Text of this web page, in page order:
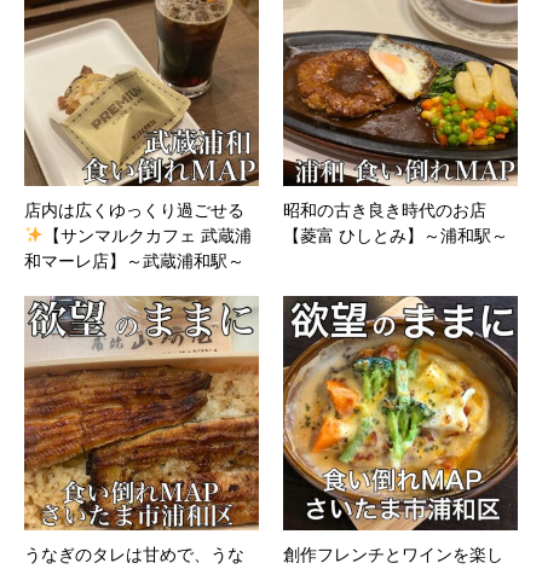
店内は広くゆっくり過ごせる
【サンマルクカフェ 武蔵浦
和マーレ店】～武蔵浦和駅～
昭和の古き良き時代のお店
【菱富 ひしとみ】～浦和駅～
うなぎのタレは甘めで、うな
創作フレンチとワインを楽し